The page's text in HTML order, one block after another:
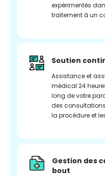
expérimentés
traitement à un
Soutien
Assistance et
médical 24
long de votre
des
la procédure et
Gestion des
bout